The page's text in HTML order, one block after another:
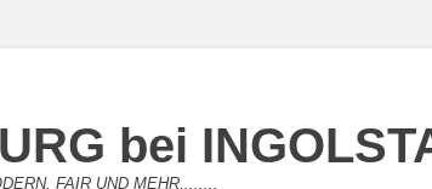
bei
FAIR UND MEHR........